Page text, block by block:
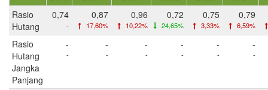
Rasio
Hutang
0,74
-
0,87
17,60%
0,96
10,22%
0,72
24,65%
0,75
3,33%
0,79
6,59%
Rasio
Hutang
Jangka
Panjang
-
-
-
-
-
-
-
-
-
-
-
-